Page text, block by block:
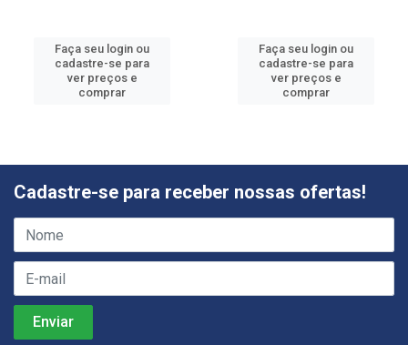
Faça seu login ou
cadastre-se para
ver preços e
comprar
Faça seu login ou
cadastre-se para
ver preços e
comprar
Cadastre-se para receber nossas ofertas!